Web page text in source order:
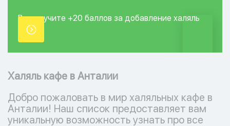
Вы получите +20 баллов за добавление халяль
точки.
Халяль кафе в Анталии
Добро пожаловать в мир халяльных кафе в
Анталии! Наш список предоставляет вам
уникальную возможность узнать про все